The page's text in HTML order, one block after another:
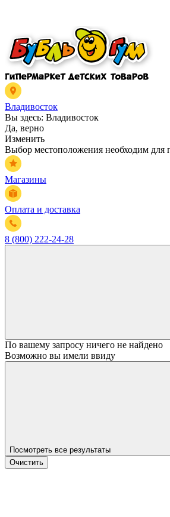
Владивосток
Вы здесь: Владивосток
Да, верно
Изменить
Выбор местоположения необходим для
Магазины
Оплата и доставка
8 (800) 222-24-28
По вашему запросу ничего не найдено
Возможно вы имели ввиду
Посмотреть все результаты
Очистить